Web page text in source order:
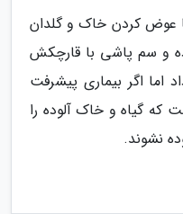
با عوض کردن خاک و گلدان
و سم پاشی با قارچکش
اما اگر بیماری پیشرفت
که گیاه و خاک آلوده را
نشوند.